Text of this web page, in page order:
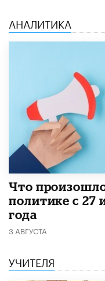
АНАЛИТИКА
​Что
политике с 27
года
3 АВГУСТА
УЧИТЕЛЯ